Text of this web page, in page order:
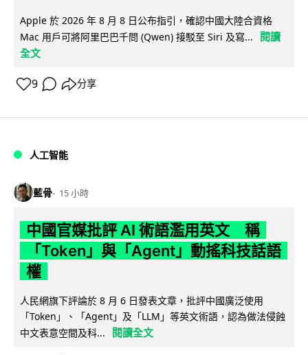
Apple 於 2026 年 8 月 8 日公布指引，確認中國大陸合資格
Mac 用戶可將阿里巴巴千問 (Qwen) 接駁至 Siri 及寫...
閱讀
全文
9 分享
人工智能
藍骨 15 小時
中國官媒批評 AI 術語濫用英文 稱
「Token」與「Agent」動搖科技話語
權
人民網旗下評論於 8 月 6 日發表文章，批評中國廣泛使用
「Token」、「Agent」及「LLM」等英文術語，認為做法侵蝕
中文表意空間及科...
閱讀全文